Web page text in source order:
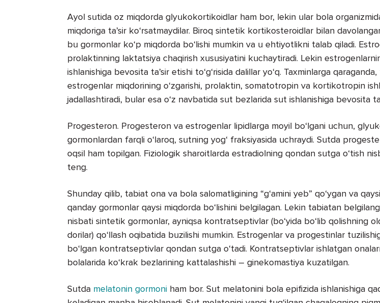
Ayol sutida oz miqdorda glyukokortikoidlar ham bor, lekin ular bola
miqdoriga ta’sir ko‘rsatmaydilar. Biroq sintetik kortikosteroidlar bilan
bu gormonlar ko‘p miqdorda bo‘lishi mumkin va u ehtiyotlikni talab qiladi.
prolaktinning laktatsiya chaqirish xususiyatini kuchaytiradi. Lekin
ishlanishiga bevosita ta’sir etishi to‘g‘risida dalillar yo‘q. Taxminlarga
estrogenlar miqdorining o‘zgarishi, prolaktin, somatotropin va kortikotropin
jadallashtiradi, bular esa o‘z navbatida sut bezlarida sut ishlanishiga bevosita
Progesteron. Progesteron va estrogenlar lipidlarga moyil bo‘lgani uchun,
gormonlardan farqli o‘laroq, sutning yog‘ fraksiyasida uchraydi. Sutda
oqsil ham topilgan. Fiziologik sharoitlarda estradiolning qondan sutga o‘tish
teng.
Shunday qilib, tabiat ona va bola salomatligining “g‘amini yeb” qo‘ygan va
qanday gormonlar qaysi miqdorda bo‘lishini belgilagan. Lekin tabiatan
nisbati sintetik gormonlar, ayniqsa kontratseptivlar (bo‘yida bo‘lib qolishning
dorilar) qo‘llash oqibatida buzilishi mumkin. Estrogenlar va progestinlar
bo‘lgan kontratseptivlar qondan sutga o‘tadi. Kontratseptivlar ishlatgan
bolalarida ko‘krak bezlarining kattalashishi – ginekomastiya kuzatilgan.
Sutda melatonin gormoni ham bor. Sut melatonini bola epifizida ishlanishiga